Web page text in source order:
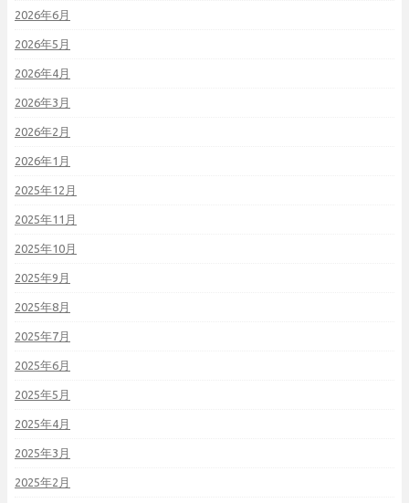
2026年6月
2026年5月
2026年4月
2026年3月
2026年2月
2026年1月
2025年12月
2025年11月
2025年10月
2025年9月
2025年8月
2025年7月
2025年6月
2025年5月
2025年4月
2025年3月
2025年2月